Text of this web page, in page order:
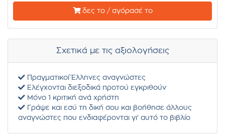
δες το / αγόρασέ το
Σχετικά με τις αξιολογήσεις
Πραγματικοί Έλληνες αναγνώστες
Ελέγχονται διεξοδικά προτού εγκριθούν
Μόνο 1 κριτική ανά χρήστη
Γράψε και εσύ τη δική σου και βοήθησε άλλους
αναγνώστες που ενδιαφέρονται γι' αυτό το βιβλίο